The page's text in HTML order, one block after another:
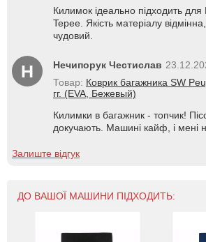
Килимок ідеально підходить
Tepee. Якість матеріалу
чудовий.
Н Нечипорук Честислав
Товар: Коврик багажника SW
гг. (EVA, Бежевый)
Килимки в багажник - топчик!
докучають. Машині кайф, і мені
Залиште відгук
ДО ВАШОЇ МАШИНИ ПІДХОДИТЬ: